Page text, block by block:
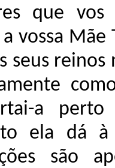
que
a vossa
seus reinos
a
ela dá
são